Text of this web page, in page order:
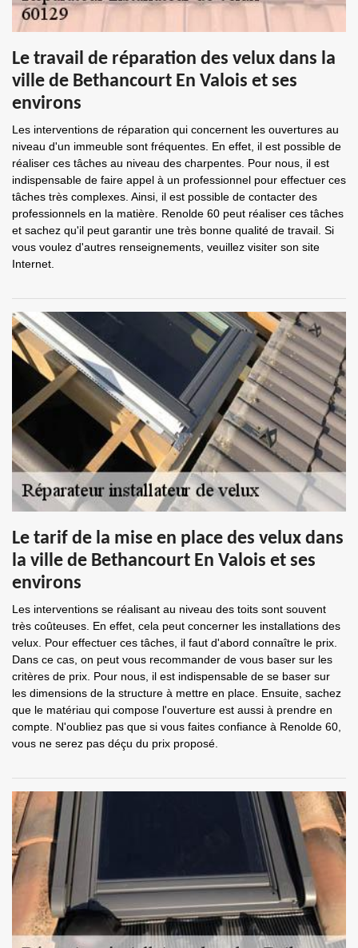
Le travail de réparation des velux dans la
ville de Bethancourt En Valois et ses
environs
Les interventions de réparation qui concernent les ouvertures au
niveau d'un immeuble sont fréquentes. En effet, il est possible de
réaliser ces tâches au niveau des charpentes. Pour nous, il est
indispensable de faire appel à un professionnel pour effectuer ces
tâches très complexes. Ainsi, il est possible de contacter des
professionnels en la matière. Renolde 60 peut réaliser ces tâches
et sachez qu'il peut garantir une très bonne qualité de travail. Si
vous voulez d'autres renseignements, veuillez visiter son site
Internet.
Le tarif de la mise en place des velux dans
la ville de Bethancourt En Valois et ses
environs
Les interventions se réalisant au niveau des toits sont souvent
très coûteuses. En effet, cela peut concerner les installations des
velux. Pour effectuer ces tâches, il faut d'abord connaître le prix.
Dans ce cas, on peut vous recommander de vous baser sur les
critères de prix. Pour nous, il est indispensable de se baser sur
les dimensions de la structure à mettre en place. Ensuite, sachez
que le matériau qui compose l'ouverture est aussi à prendre en
compte. N'oubliez pas que si vous faites confiance à Renolde 60,
vous ne serez pas déçu du prix proposé.